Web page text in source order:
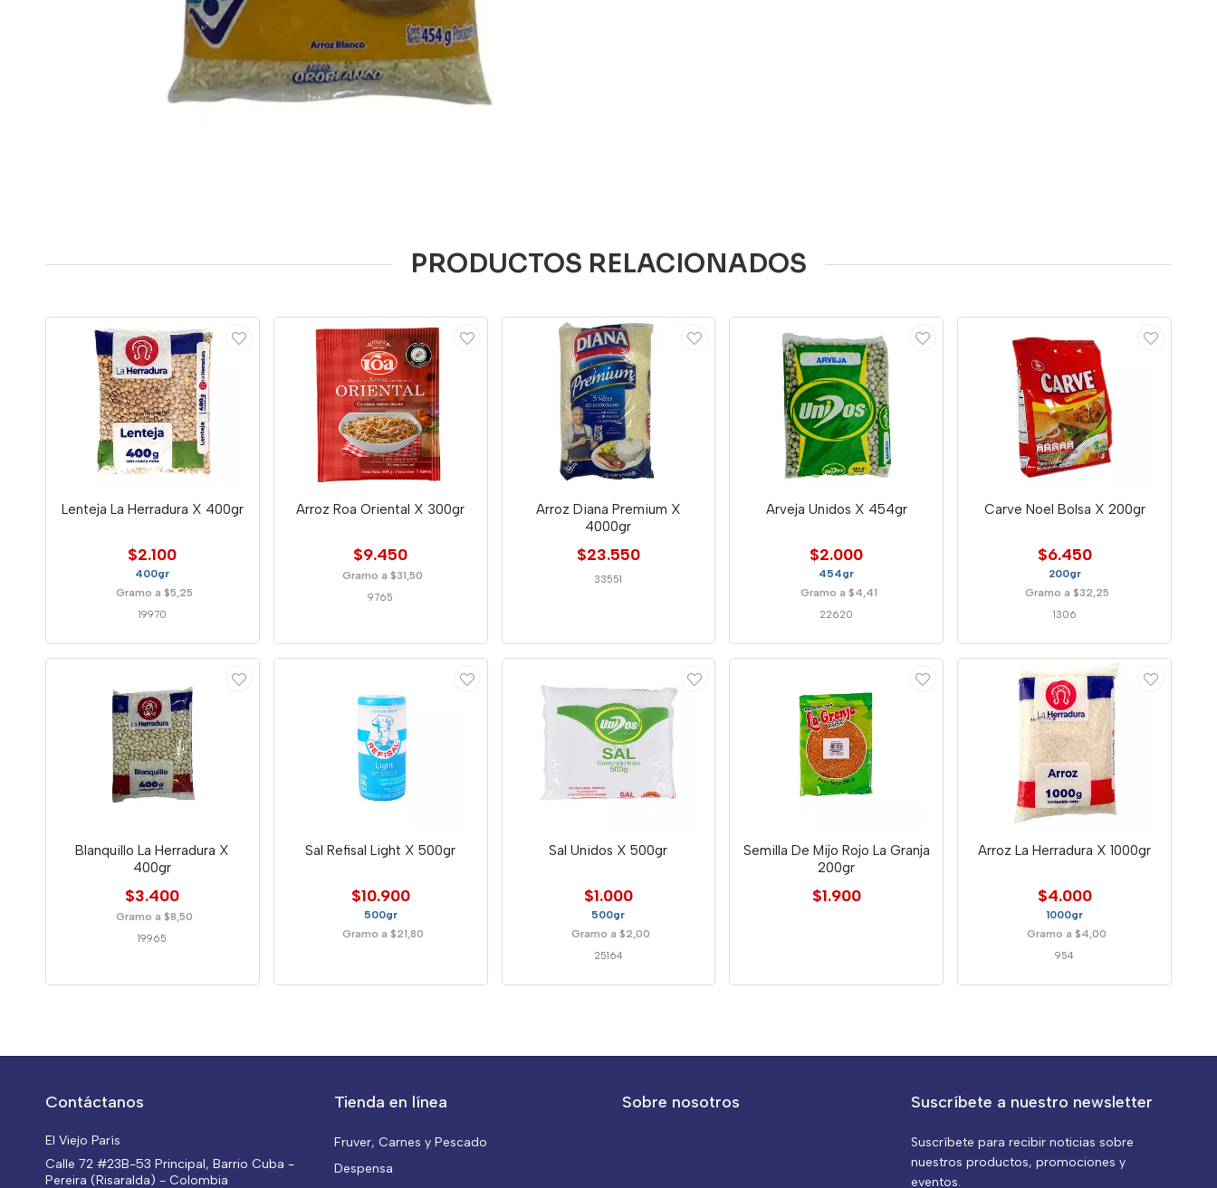
PRODUCTOS RELACIONADOS
Lenteja La Herradura X 400gr
$2.100
400gr
Gramo a $5,25
19970
Arroz Roa Oriental X 300gr
$9.450
Gramo a $31,50
9765
Arroz Diana Premium X
4000gr
$23.550
33551
Arveja Unidos X 454gr
$2.000
454gr
Gramo a $4,41
22620
Carve Noel Bolsa X 200gr
$6.450
200gr
Gramo a $32,25
1306
Blanquillo La Herradura X
400gr
$3.400
Gramo a $8,50
19965
Sal Refisal Light X 500gr
$10.900
500gr
Gramo a $21,80
Sal Unidos X 500gr
$1.000
500gr
Gramo a $2,00
25164
Semilla De Mijo Rojo La Granja
200gr
$1.900
Arroz La Herradura X 1000gr
$4.000
1000gr
Gramo a $4,00
954
Contáctanos
El Viejo París
Calle 72 #23B-53 Principal, Barrio Cuba -
Pereira (Risaralda) - Colombia
Tienda en línea
Fruver, Carnes y Pescado
Despensa
Sobre nosotros Suscríbete a nuestro newsletter
Suscríbete para recibir noticias sobre
nuestros productos, promociones y
eventos.